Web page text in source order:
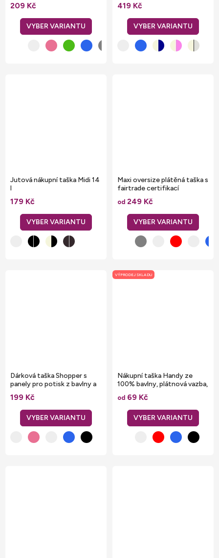
209 Kč 419 Kč
Jutová nákupní taška Midi 14
l
179 Kč
Maxi oversize plátěná taška s
fairtrade certifikací
od 249 Kč
Dárková taška Shopper s
panely pro potisk z bavlny a
juty 21 l
199 Kč
VÝPRODEJ SKLADU
Nákupní taška Handy ze
100% bavlny, plátnová vazba,
42 x 38 cm
od 69 Kč